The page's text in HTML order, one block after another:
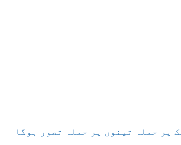
پر حملہ تینوں پر حملہ تصور ہوگا